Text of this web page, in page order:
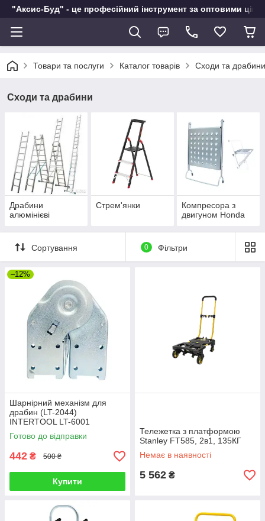
"Аксис-Буд" - це професійний інструмент за оптовими
Товари та послуги Каталог товарів Сходи та драбини
Сходи та драбини
Драбини
алюмінієві
Стрем'янки
Компресора з
двигуном Honda
Сортування 0 Фільтри
–12%
Шарнірний механізм для
драбин (LT-2044)
INTERTOOL LT-6001
Готово до відправки
442 ₴ 500 ₴
Купити
Тележетка з платформою
Stanley FT585, 2в1, 135КГ
Немає в наявності
5 562 ₴